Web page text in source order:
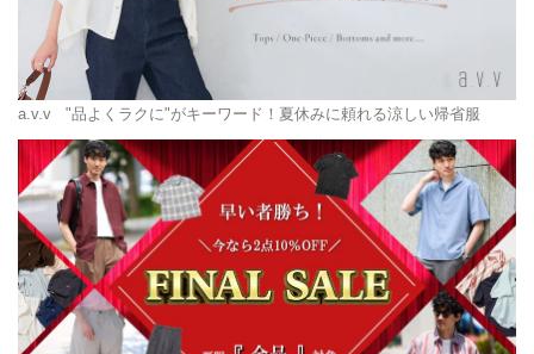
a.v.v "品よくラクに"がキーワード！夏休みに頼れる涼しい帰省服